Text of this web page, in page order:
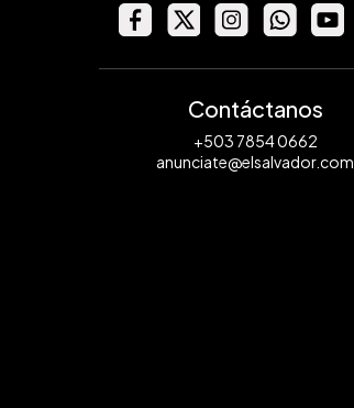
Contáctanos
+503 7854 0662
anunciate@elsalvador.com